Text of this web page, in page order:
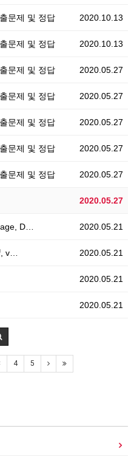
2020.10.13
문제 및 정답
2020.10.13
문제 및 정답
2020.05.27
문제 및 정답
2020.05.27
문제 및 정답
2020.05.27
문제 및 정답
2020.05.27
문제 및 정답
2020.05.27
문제 및 정답
2020.05.27
2020.05.21
D…
2020.05.21
v…
2020.05.21
2020.05.21
4 5